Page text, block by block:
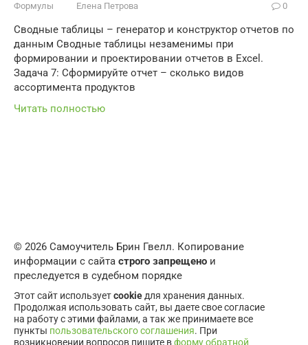
Формулы Елена Петрова 0
Сводные таблицы – генератор и конструктор отчетов по
данным Сводные таблицы незаменимы при
формировании и проектировании отчетов в Excel.
Задача 7: Сформируйте отчет – сколько видов
ассортимента продуктов
Читать полностью
© 2026 Самоучитель Брин Гвелл. Копирование
информации с сайта строго запрещено и
преследуется в судебном порядке
Этот сайт используетcookie для хранения данных.
Продолжая использовать сайт, вы даете свое согласие
на работу с этими файлами, а так же принимаете все
пункты пользовательского соглашения. При
возникновении вопросов пишите вформу обратной